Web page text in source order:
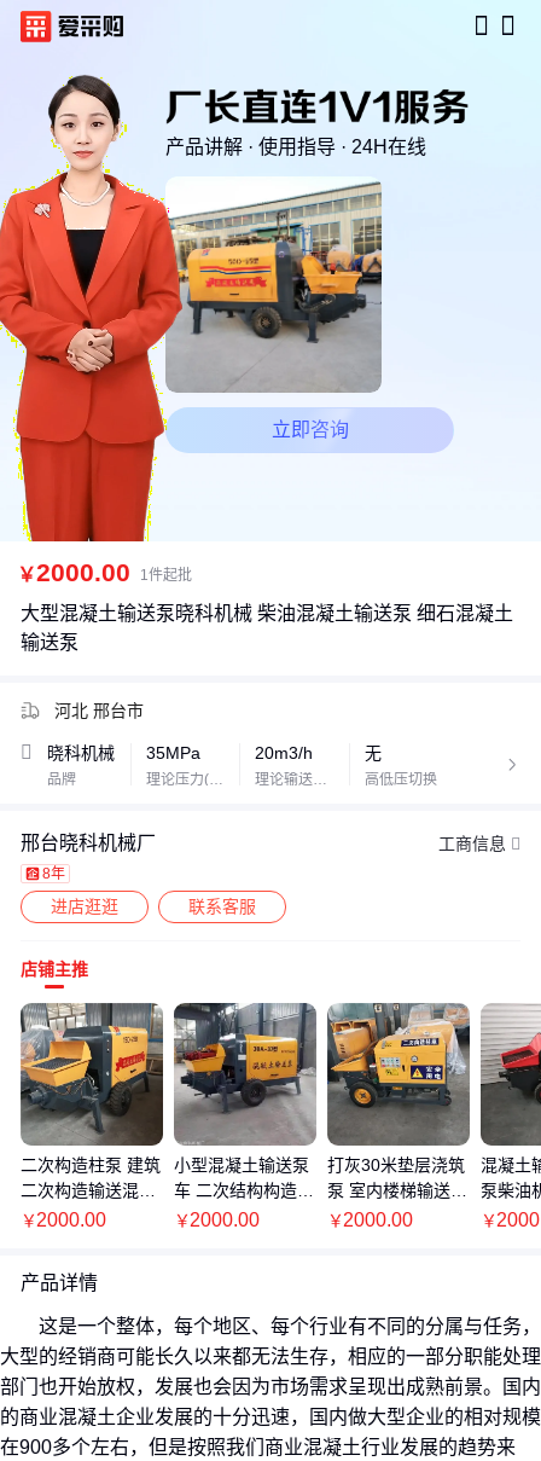
产品讲解 · 使用指导 · 24H在线
立即咨询
￥2000.00 1件起批
大型混凝土输送泵晓科机械 柴油混凝土输送泵 细石混凝土
输送泵
河北 邢台市
晓科机械
品牌
35MPa
理论压力(高压/低压)
20m3/h
理论输送量(高压/低压)
无
高低压切换

邢台晓科机械厂 工商信息
8年
进店逛逛 联系客服
店铺主推
二次构造柱泵 建筑
二次构造输送混凝
土泵 混凝二次构造
￥2000.00
小型混凝土输送泵
车 二次结构构造柱
泵厂家 细石混凝土
￥2000.00
打灰30米垫层浇筑
泵 室内楼梯输送浇
筑机 二次构造柱子
￥2000.00
混凝土
泵柴油
构柱浇
￥
产品详情
这是一个整体，每个地区、每个行业有不同的分属与任务，
大型的经销商可能长久以来都无法生存，相应的一部分职能处理
部门也开始放权，发展也会因为市场需求呈现出成熟前景。国内
的商业混凝土企业发展的十分迅速，国内做大型企业的相对规模
在900多个左右，但是按照我们商业混凝土行业发展的趋势来